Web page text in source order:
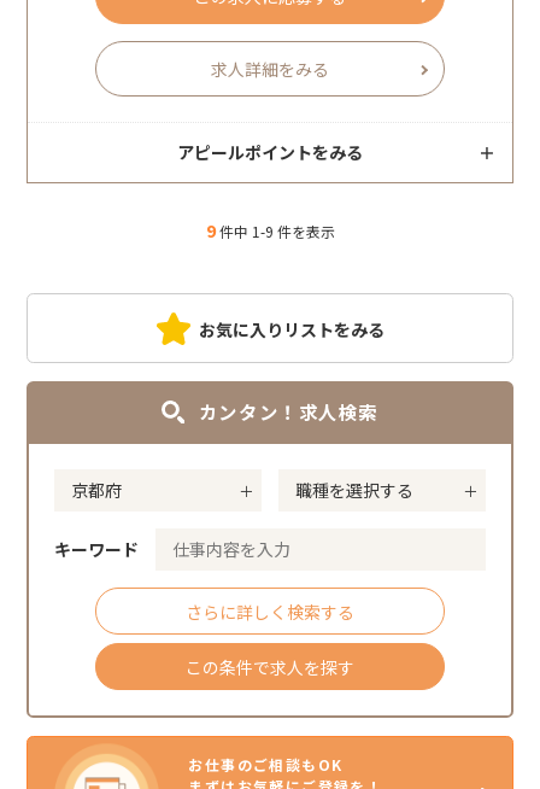
求人詳細をみる
アピールポイントをみる
9件中 1-9 件を表示
お気に入りリストをみる
カンタン！求人検索
キーワード
さらに詳しく検索する
この条件で求人を探す
お仕事のご相談もOK